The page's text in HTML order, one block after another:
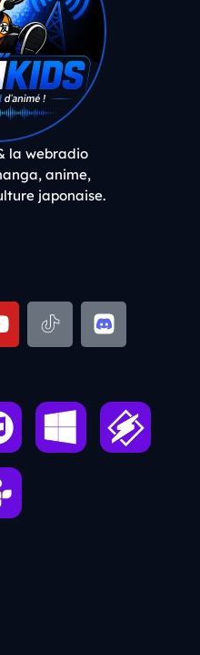
la webradio
anime,
japonaise.